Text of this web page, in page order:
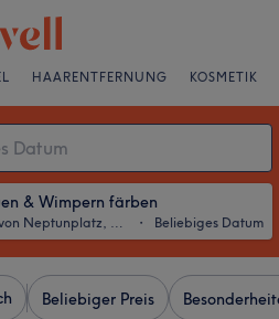
HAARENTFERNUNG KOSMETIK
& Wimpern färben
in der Nähe von Neptunplatz, Köln ・ Beliebiges Datum
Beliebiger Preis